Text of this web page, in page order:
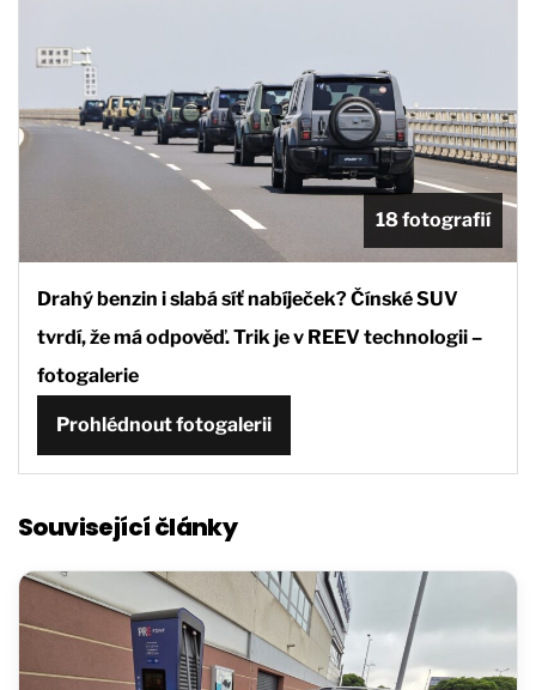
18 fotografií
Drahý benzin i slabá síť nabíječek? Čínské SUV
tvrdí, že má odpověď. Trik je v REEV technologii –
fotogalerie
Prohlédnout fotogalerii
Související články